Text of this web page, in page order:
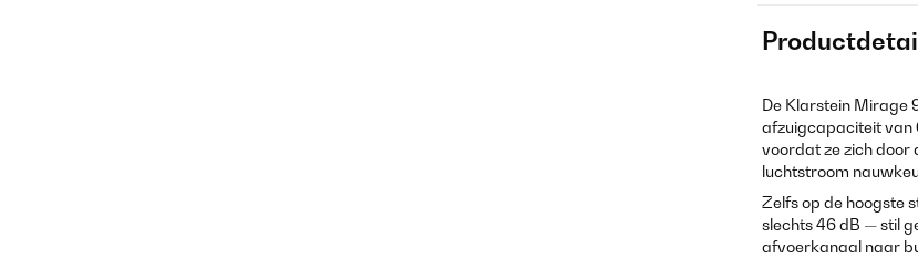
De Klarstein Mirage
afzuigcapaciteit van
voordat ze zich door
luchtstroom
Zelfs op de hoogste
slechts 46 dB — stil
afvoerkanaal naar